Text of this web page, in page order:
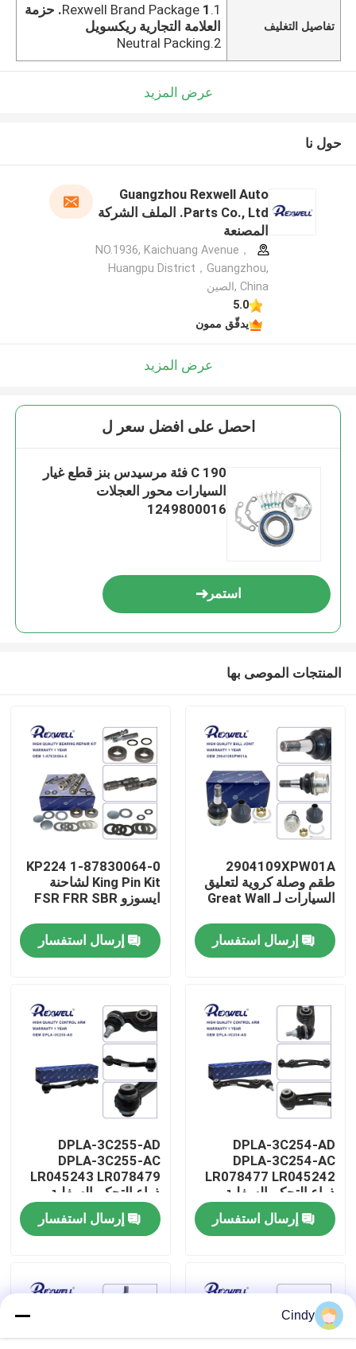
المنزل
المنتجات
حولنا
جولة في المصنع
مراقبة الجودة
اتصل بنا
أخبار
حالات
اطلب اقتباس
تفاصيل التغليف
1.Rexwell Brand Package
1. حزمة
العلامة التجارية ريكسويل
2.Neutral Packing
عرض المزيد
حول نا
Guangzhou Rexwell Auto
Parts Co., Ltd. الملف الشركة
المصنعة
NO.1936, Kaichuang Avenue，
Huangpu District，Guangzhou,
China ,الصين
5.0
يدقّق ممون
عرض المزيد
احصل على افضل سعر ل
190 C فئة مرسيدس بنز قطع غيار
السيارات محور العجلات
1249800016
استمر
المنتجات الموصى بها
2904109XPW01A
طقم وصلة كروية لتعليق
السيارات لـ Great Wall
إرسال استفسار
1-87830064-0 KP224
King Pin Kit لشاحنة
ايسوزو FSR FRR SBR
إرسال استفسار
DPLA-3C254-AD
DPLA-3C254-AC
LR078477 LR045242
ذراع التحكم السفلية
الأمامية الخلفية لشركة
Range Rover Land
Rover
إرسال استفسار
DPLA-3C255-AD
DPLA-3C255-AC
LR045243 LR078479
ذراع التحكم السفلية
لشركة Range Rover
Land Roverإرسال استفسار
Cindy